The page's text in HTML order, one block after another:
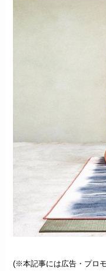
(※本記事には広告・プロ